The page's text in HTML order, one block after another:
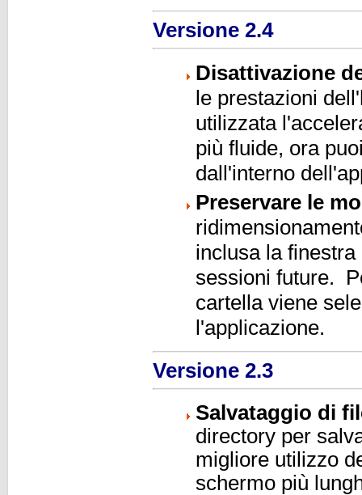
Versione 2.4
Disattivazione
le prestazioni
utilizzata
più fluide, ora
dall'interno
Preservare le
inclusa la
sessioni future.
cartella viene
l'applicazione.
Versione 2.3
Salvataggio di
directory per
migliore utilizzo
schermo più